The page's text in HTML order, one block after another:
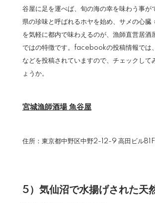
谷屋に足を運べば、旬の海の幸を味わう事が
県の珍味と呼ばれるホヤを始め、サメの心臓
を気軽に都内で味わえるのが、漁師直営居酒
ではの特徴です。facebookの投稿情報では
などを投稿されていますので、チェックして
ょうか。
宮城漁師酒場 魚谷屋
住所：東京都中野区中野2-12-9 高田ビルB1F
5）気仙沼で水揚げされた天